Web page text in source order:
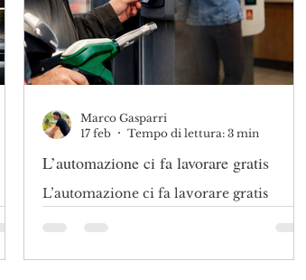
L’automazione ci fa lavorare gratis
L’automazione ci fa lavorare gratis
Marco Gasparri
17 feb
Tempo di lettura: 3 min